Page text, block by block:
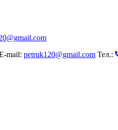
mail: petruk120@gmail.com Тел.: